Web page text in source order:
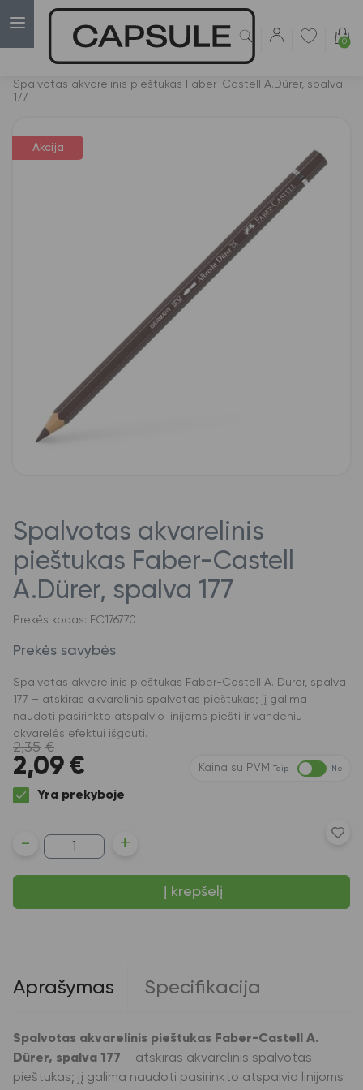
0
Spalvotas akvarelinis pieštukas Faber-Castell A.Dürer, spalva
177
Akcija
Spalvotas akvarelinis
pieštukas Faber-Castell
A.Dürer, spalva 177
Prekės kodas: FC176770
Prekės savybės
Spalvotas akvarelinis pieštukas Faber-Castell A. Dürer, spalva
177 – atskiras akvarelinis spalvotas pieštukas; jį galima
naudoti pasirinkto atspalvio linijoms piešti ir vandeniu
akvarelės efektui išgauti.
2,35 €
2,09 € Kaina su PVM Taip Ne
Yra prekyboje
produkto
kiekis:
Spalvotas
akvarelinis
Faber-
- +
Į krepšelį
Aprašymas Specifikacija
Spalvotas akvarelinis pieštukas Faber-Castell A.
Dürer, spalva 177 – atskiras akvarelinis spalvotas
pieštukas; jį galima naudoti pasirinkto atspalvio linijoms